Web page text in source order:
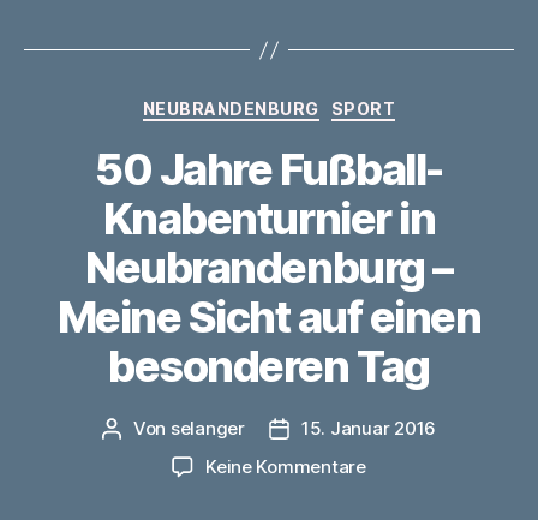
Kategorien
NEUBRANDENBURG SPORT
50 Jahre Fußball-
Knabenturnier in
Neubrandenburg –
Meine Sicht auf einen
besonderen Tag
Beitragsautor
Von selanger Veröffentlichungsdatum
15. Januar 2016
Keine Kommentarezu